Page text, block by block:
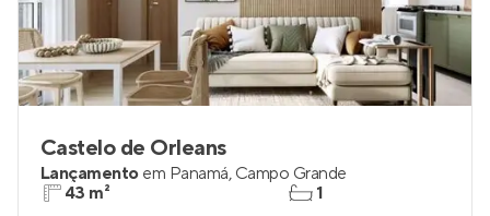
Castelo de Orleans
Lançamento em Panamá, Campo Grande
43 m²
1